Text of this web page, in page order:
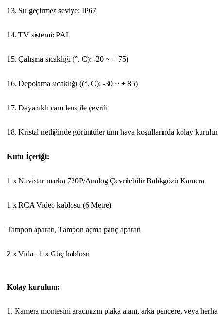
13. Su geçirmez seviye: IP67
14. TV sistemi: PAL
15. Çalışma sıcaklığı (°. C): -20 ~ + 75)
16. Depolama sıcaklığı ((°. C): -30 ~ + 85)
17. Dayanıklı cam lens ile çevrili
18. Kristal netliğinde görüntüler tüm hava koşullarında kolay
Kutu İçeriği:
1 x Navistar marka 720P/Analog Çevrilebilir Balıkgözü Kamera
1 x RCA Video kablosu (6 Metre)
Tampon aparatı, Tampon açma panç aparatı
2 x Vida , 1 x Güç kablosu
Kolay kurulum:
1. Kamera montesini aracınızın plaka alanı, arka pencere, veya